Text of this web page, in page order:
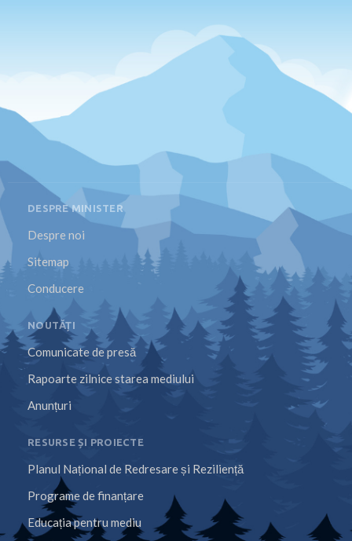
DESPRE MINISTER
Despre noi
Sitemap
Conducere
NOUTĂȚI
Comunicate de presă
Rapoarte zilnice starea mediului
Anunțuri
RESURSE ȘI PROIECTE
Planul Național de Redresare și Reziliență
Programe de finanțare
Educația pentru mediu